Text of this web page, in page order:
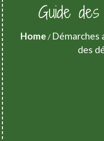
Guide
Home / Démarches
des